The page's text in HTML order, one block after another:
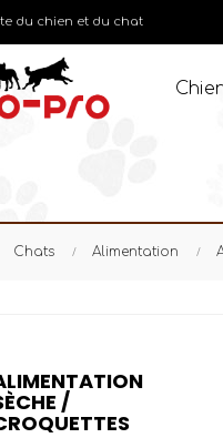
du chien et du chat
Chats Alimentation
/